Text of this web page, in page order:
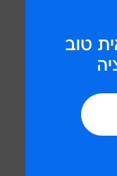
העצמית עד
בחן
לרשות
ביצוע
החזוי
היא ביצעה